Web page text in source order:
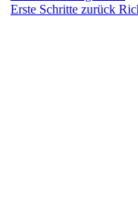
Erste Schritte zurück